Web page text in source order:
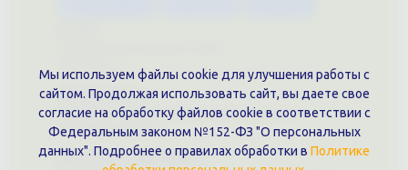
Документы
Политика обработки персональных данных
Публичная оферта
Контакты филиала
Мы используем файлы cookie для улучшения работы с
сайтом. Продолжая использовать сайт, вы даете свое
согласие на обработку файлов cookie в соответствии с
Федеральным законом №152-ФЗ "О персональных
данных". Подробнее о правилах обработки в Политике